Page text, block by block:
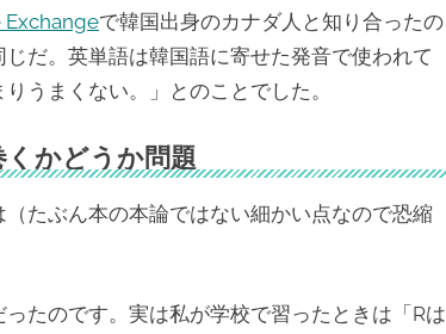
で韓国出身のカナダ人と知り合ったの
だ。英単語は韓国語に寄せた発音で使われて
うまくない。」とのことでした。
くかどうか問題
たぶん本の本論ではない細かい点なので恐縮
たのです。実は私が学校で習ったときは「Rは